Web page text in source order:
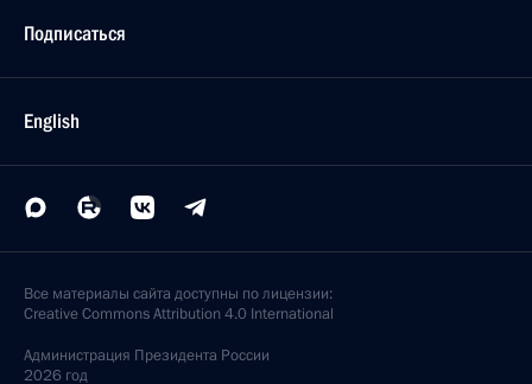
Подписаться
English
Все материалы сайта доступны по лицензии:
Creative Commons Attribution 4.0 International
Администрация Президента России
2026 год